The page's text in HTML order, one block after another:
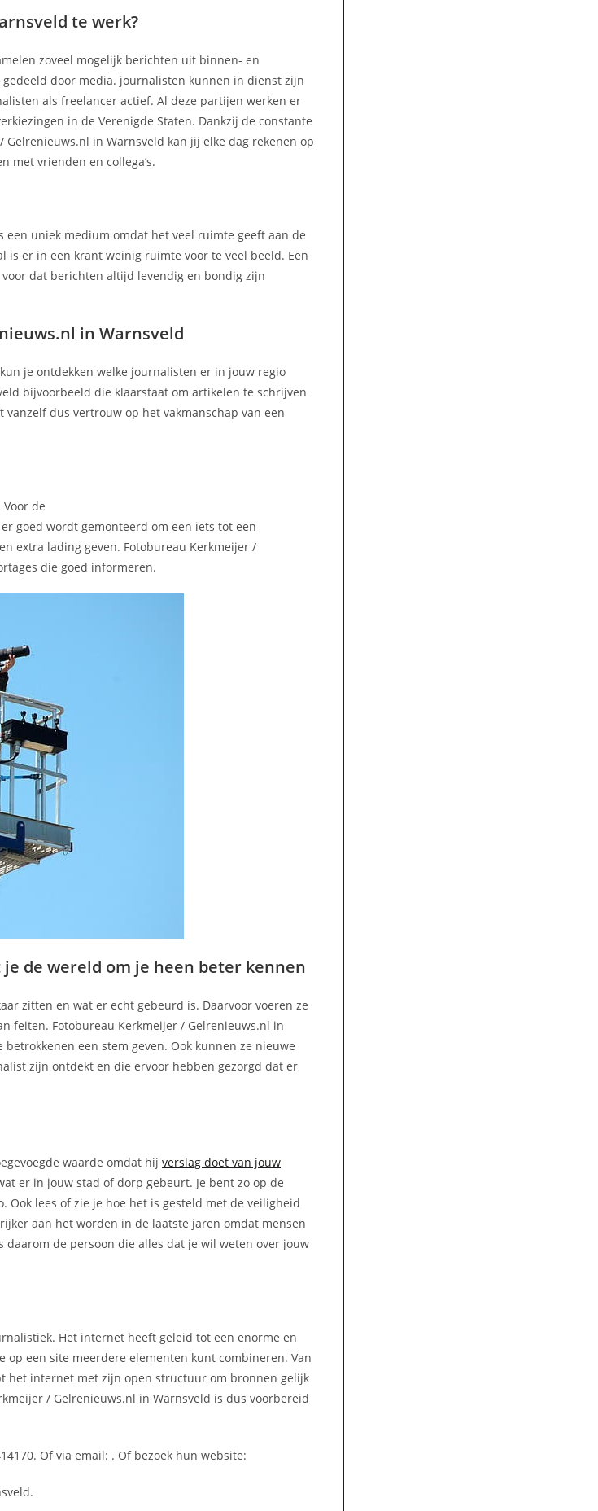
te werk?
zoveel mogelijk berichten uit binnen- en
door media. journalisten kunnen in dienst zijn
als freelancer actief. Al deze partijen werken er
in de Verenigde Staten. Dankzij de constante
in Warnsveld kan jij elke dag rekenen op
met vrienden en collega’s.
uniek medium omdat het veel ruimte geeft aan de
is er in een krant weinig ruimte voor te veel beeld. Een
dat berichten altijd levendig en bondig zijn
in Warnsveld
je ontdekken welke journalisten er in jouw regio
bijvoorbeeld die klaarstaat om artikelen te schrijven
vanzelf dus vertrouw op het vakmanschap van een
de
goed wordt gemonteerd om een iets tot een
extra lading geven. Fotobureau Kerkmeijer /
die goed informeren.
de wereld om je heen beter kennen
zitten en wat er echt gebeurd is. Daarvoor voeren ze
feiten. Fotobureau Kerkmeijer / Gelrenieuws.nl in
een stem geven. Ook kunnen ze nieuwe
zijn ontdekt en die ervoor hebben gezorgd dat er
waarde omdat hij verslag doet van jouw
er in jouw stad of dorp gebeurt. Je bent zo op de
lees of zie je hoe het is gesteld met de veiligheid
aan het worden in de laatste jaren omdat mensen
de persoon die alles dat je wil weten over jouw
Het internet heeft geleid tot een enorme en
een site meerdere elementen kunt combineren. Van
het internet met zijn open structuur om bronnen gelijk
/ Gelrenieuws.nl in Warnsveld is dus voorbereid
Of via email: . Of bezoek hun website: